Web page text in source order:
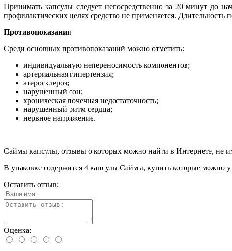
Принимать капсулы следует непосредственно за 20 минут до
профилактических целях средство не применяется. Длительность
Противопоказания
Среди основных противопоказаний можно отметить:
индивидуальную непереносимость компонентов;
артериальная гипертензия;
атеросклероз;
нарушенный сон;
хроническая почечная недостаточность;
нарушенный ритм сердца;
нервное напряжение.
Саймы капсулы, отзывы о которых можно найти в Интернете, не
В упаковке содержится 4 капсулы Саймы, купить которые можно
Оставить отзыв:
Оценка: